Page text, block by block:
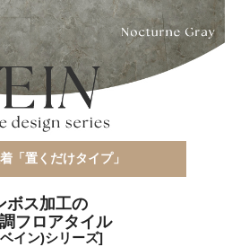
「置くだけタイプ」
ボス加工の
フロアタイル
イン)シリーズ]